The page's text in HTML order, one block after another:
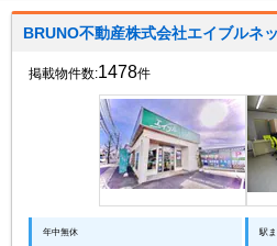
BRUNO不動産株式会社エイブルネ
掲載物件数:1478件
年中無休 駅